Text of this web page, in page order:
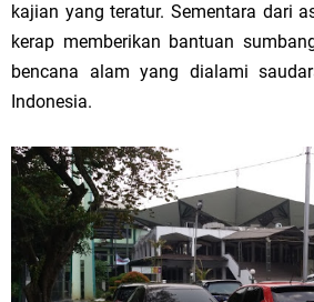
kajian yang teratur. Sementara dari
kerap memberikan bantuan
bencana alam yang dialami
Indonesia.